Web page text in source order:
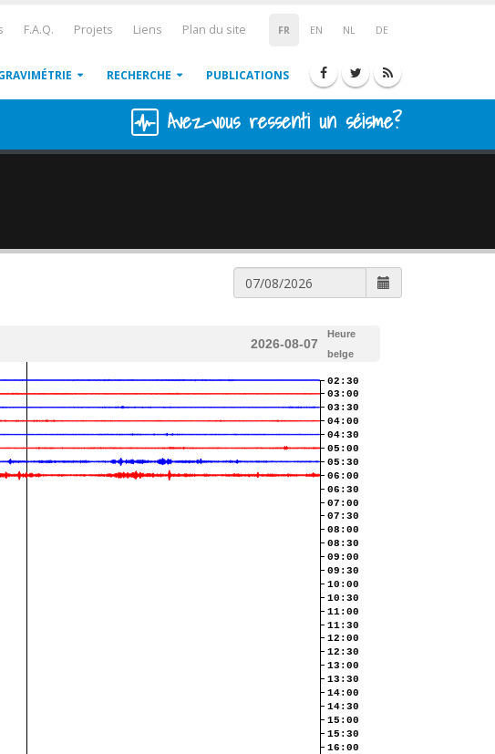
FR EN NL DE
F.A.Q. Projets Liens Plan du site
RECHERCHE PUBLICATIONS
Avez-vous ressenti un séisme?
2026-08-07
Heure
belge
02:30
03:00
03:30
04:00
04:30
05:00
05:30
06:00
06:30
07:00
07:30
08:00
08:30
09:00
09:30
10:00
10:30
11:00
11:30
12:00
12:30
13:00
13:30
14:00
14:30
15:00
15:30
16:00